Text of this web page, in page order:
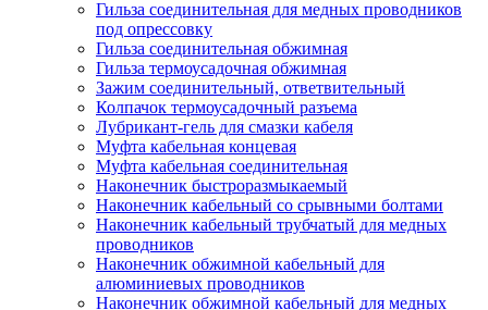
Гильза соединительная для медных проводников
под опрессовку
Гильза соединительная обжимная
Гильза термоусадочная обжимная
Зажим соединительный, ответвительный
Колпачок термоусадочный разъема
Лубрикант-гель для смазки кабеля
Муфта кабельная концевая
Муфта кабельная соединительная
Наконечник быстроразмыкаемый
Наконечник кабельный со срывными болтами
Наконечник кабельный трубчатый для медных
проводников
Наконечник обжимной кабельный для
алюминиевых проводников
Наконечник обжимной кабельный для медных